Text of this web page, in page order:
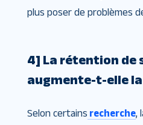
plus poser de problèmes
4] La rétention de
augmente-t-elle
Selon certains recherche,